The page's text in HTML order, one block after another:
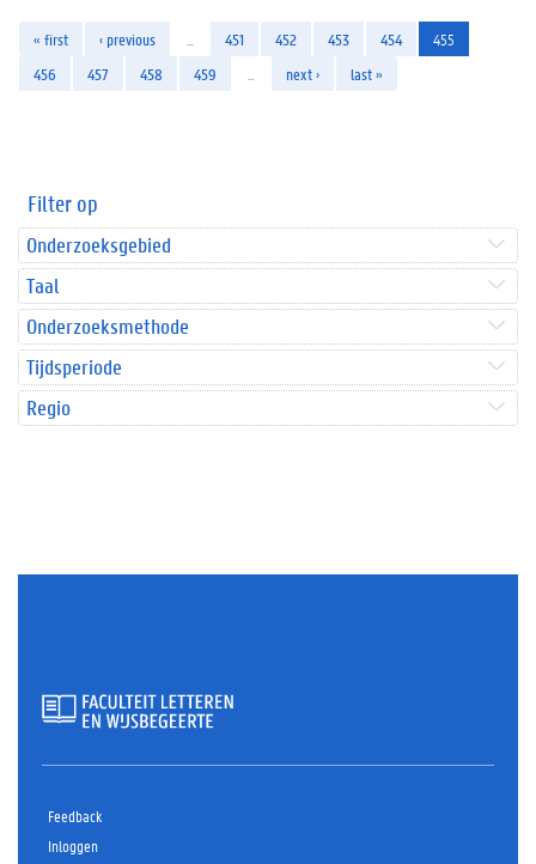
« first ‹ previous 451 452 453 454
455
456
457 458 459 next › last »
Filter op
Onderzoeksgebied
Taal
Onderzoeksmethode
Tijdsperiode
Regio
Feedback
Inloggen